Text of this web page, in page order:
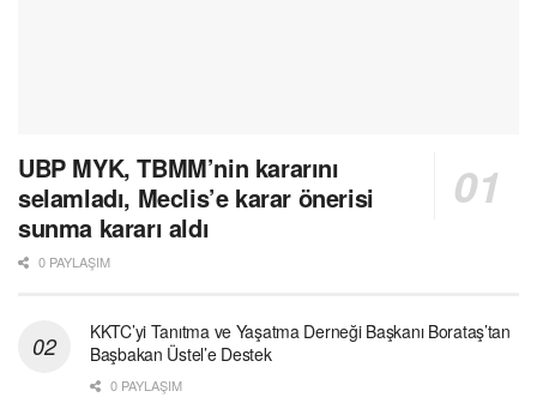
UBP MYK, TBMM’nin kararını
selamladı, Meclis’e karar önerisi
sunma kararı aldı
0 PAYLAŞIM
KKTC’yi Tanıtma ve Yaşatma Derneği Başkanı Borataş’tan
Başbakan Üstel’e Destek
0 PAYLAŞIM